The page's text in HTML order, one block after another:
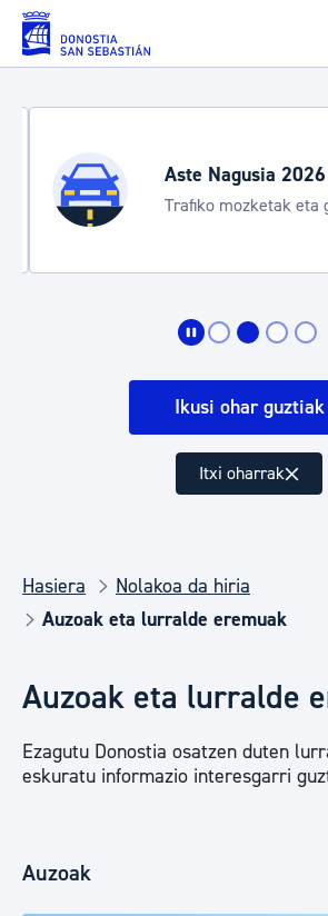
Eduki nagusira joan
Aste Nagusia 2026
Trafiko mozketak eta
Ikusi ohar guztiak
Itxi oharrak
Hasiera
Nolakoa da hiria
Auzoak eta lurralde eremuak
Auzoak eta lurralde
Ezagutu Donostia osatzen duten
eskuratu informazio interesgarri
Auzoak